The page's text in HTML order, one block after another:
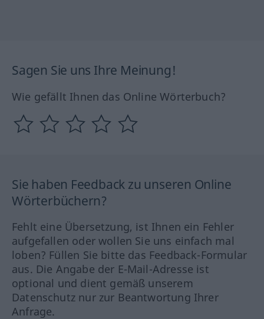
Sagen Sie uns Ihre Meinung!
Wie gefällt Ihnen das Online Wörterbuch?
Sie haben Feedback zu unseren Online
Wörterbüchern?
Fehlt eine Übersetzung, ist Ihnen ein Fehler
aufgefallen oder wollen Sie uns einfach mal
loben? Füllen Sie bitte das Feedback-Formular
aus. Die Angabe der E-Mail-Adresse ist
optional und dient gemäß unserem
Datenschutz nur zur Beantwortung Ihrer
Anfrage.